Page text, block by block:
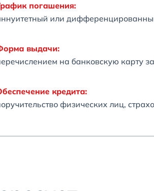
погашения:
или
выдачи:
на банковскую карту
кредита:
физических лиц,